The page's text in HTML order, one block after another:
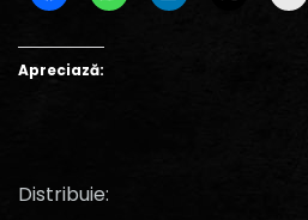
Apreciază:
Distribuie: